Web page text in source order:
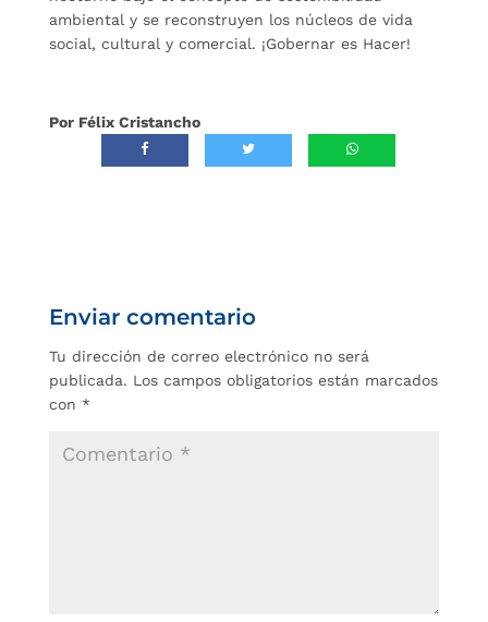
ambiental y se reconstruyen los núcleos de vida
social, cultural y comercial. ¡Gobernar es Hacer!
Por Félix Cristancho
Enviar comentario
Tu dirección de correo electrónico no será
publicada. Los campos obligatorios están marcados
con *